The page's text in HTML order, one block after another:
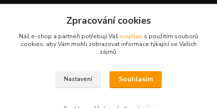
+420774877333
obchod@zipsy.cz
Zpracování cookies
Náš e-shop a partneři potřebují Váš souhlas s použitím souborů
cookies, aby Vám mohli zobrazovat informace týkající se Vašich
zájmů.
Nastavení Souhlasím